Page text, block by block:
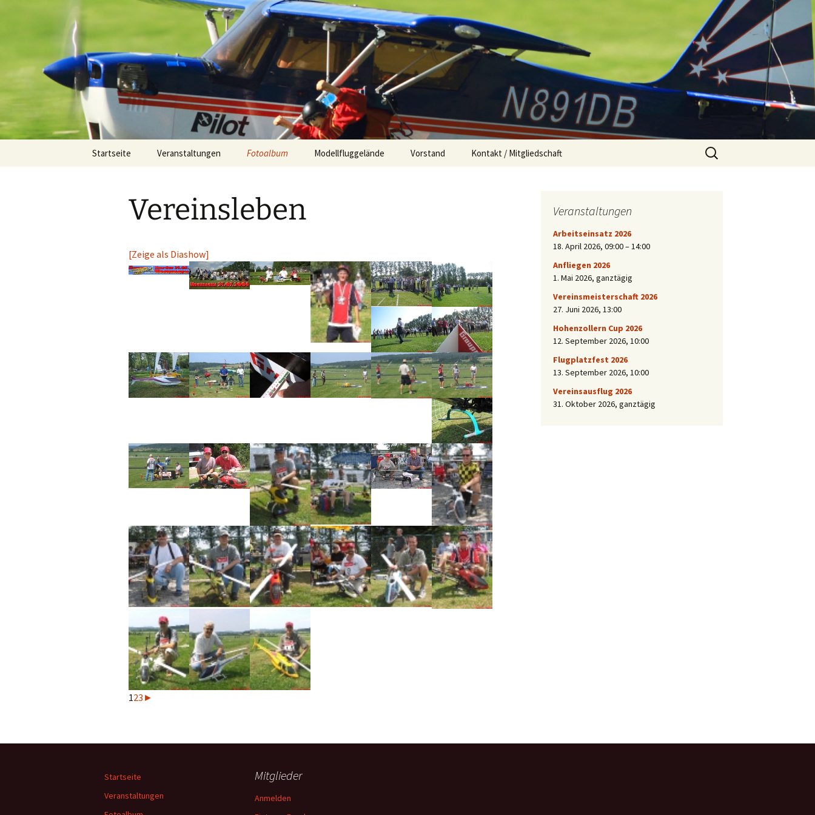
Modellflugclub Hohenzollern e.V.
Startseite Veranstaltungen Fotoalbum
Hohenzollern – Cup
Modellbau
Flugplatz
Modellfluggelände Vorstand Kontakt / Mitgliedschaft
Suchen
nach:
Vereinsleben
[Zeige als Diashow]
123 ►
Veranstaltungen
Arbeitseinsatz 2026
18. April 2026, 09:00–14:00
Anfliegen 2026
1. Mai 2026, ganztägig
Vereinsmeisterschaft 2026
27. Juni 2026, 13:00
Hohenzollern Cup 2026
12. September 2026, 10:00
Flugplatzfest 2026
13. September 2026, 10:00
Vereinsausflug 2026
31. Oktober 2026, ganztägig
Startseite
Veranstaltungen
Mitglieder
Anmelden